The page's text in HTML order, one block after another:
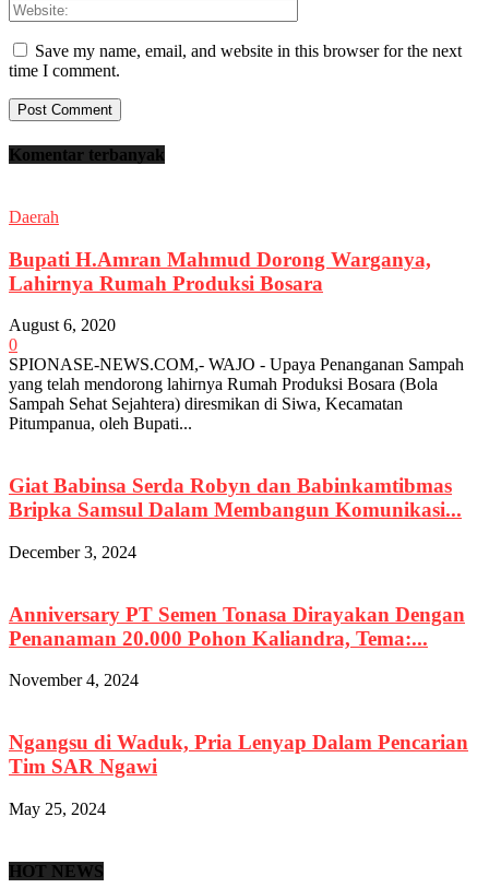
Save my name, email, and website in this browser for the next
time I comment.
Komentar terbanyak
Daerah
Bupati H.Amran Mahmud Dorong Warganya,
Lahirnya Rumah Produksi Bosara
August 6, 2020
0
SPIONASE-NEWS.COM,- WAJO - Upaya Penanganan Sampah
yang telah mendorong lahirnya Rumah Produksi Bosara (Bola
Sampah Sehat Sejahtera) diresmikan di Siwa, Kecamatan
Pitumpanua, oleh Bupati...
Giat Babinsa Serda Robyn dan Babinkamtibmas
Bripka Samsul Dalam Membangun Komunikasi...
December 3, 2024
Anniversary PT Semen Tonasa Dirayakan Dengan
Penanaman 20.000 Pohon Kaliandra, Tema:...
November 4, 2024
Ngangsu di Waduk, Pria Lenyap Dalam Pencarian
Tim SAR Ngawi
May 25, 2024
HOT NEWS